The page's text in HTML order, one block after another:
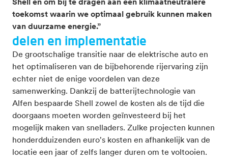
Shell en om bij te dragen aan een klimaatneutralere
toekomst waarin we optimaal gebruik kunnen maken
van duurzame energie.”
delen en implementatie
De grootschalige transitie naar de elektrische auto en
het optimaliseren van de bijbehorende rijervaring zijn
echter niet de enige voordelen van deze
samenwerking. Dankzij de batterijtechnologie van
Alfen bespaarde Shell zowel de kosten als de tijd die
doorgaans moeten worden geïnvesteerd bij het
mogelijk maken van snelladers. Zulke projecten kunnen
honderdduizenden euro's kosten en afhankelijk van de
locatie een jaar of zelfs langer duren om te voltooien.